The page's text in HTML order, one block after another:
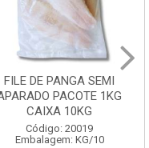
FILE DE PANGA SEMI
PACOTE 1KG
CAIXA 10KG
Código: 20019
Embalagem: KG/10